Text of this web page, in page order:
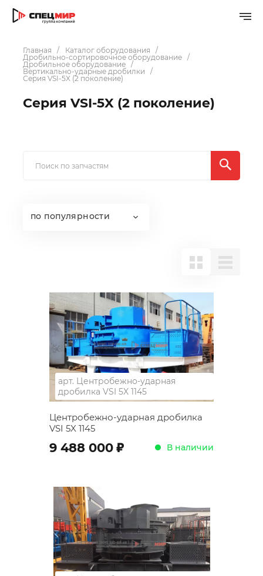
Главная
Каталог оборудования
Дробильно-сортировочное оборудование
Дробильное оборудование
Вертикально-ударные дробилки
Серия VSI-5X (2 поколение)
Серия VSI-5X (2 поколение)
по популярности
арт. Центробежно-ударная
дробилка VSI 5X 1145
Центробежно-ударная дробилка
VSI 5X 1145
9 488 000 ; В наличии